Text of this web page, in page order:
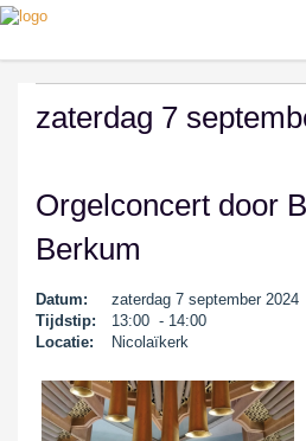
zaterdag 7
Orgelconcert door
Berkum
Datum:
zaterdag 7 september 2024
Tijdstip:
13:00 - 14:00
Locatie:
Nicolaïkerk